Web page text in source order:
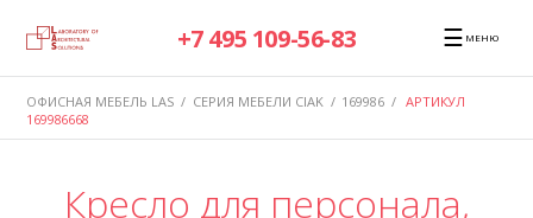
+7 495 109-56-83 ☰ МЕНЮ
ОФИСНАЯ МЕБЕЛЬ LAS / СЕРИЯ МЕБЕЛИ CIAK / 169986 / АРТИКУЛ
169986668
Кресло для персонала,